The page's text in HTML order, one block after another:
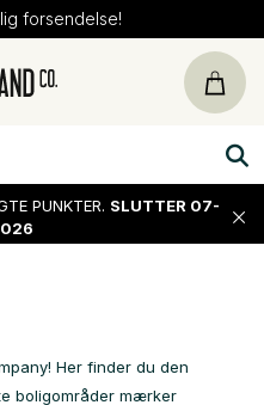
dagesreturret
PUNKTER. SLUTTER 07-
Her finder du den
boligområder mærker